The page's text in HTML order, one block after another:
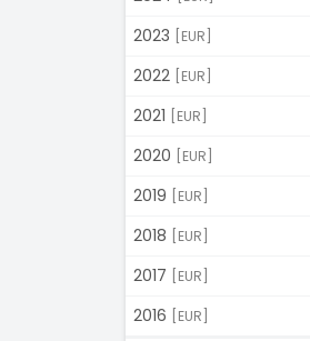
2023
[EUR]
2022
[EUR]
2021
[EUR]
2020
[EUR]
2019
[EUR]
2018
[EUR]
2017
[EUR]
2016
[EUR]